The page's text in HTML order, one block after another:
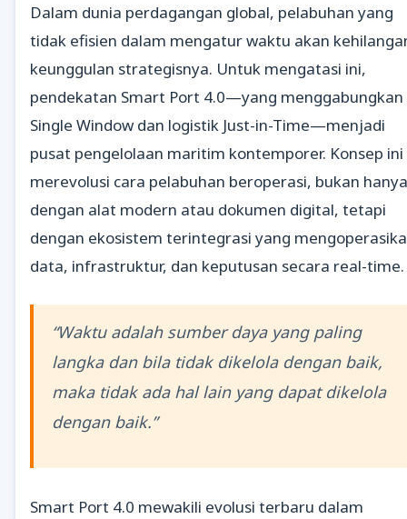
Dalam dunia perdagangan global, pelabuhan yang
tidak efisien dalam mengatur waktu akan
keunggulan strategisnya. Untuk mengatasi ini,
pendekatan Smart Port 4.0—yang menggabungkan
Single Window dan logistik Just-in-Time—menjadi
pusat pengelolaan maritim kontemporer. Konsep ini
merevolusi cara pelabuhan beroperasi, bukan hanya
dengan alat modern atau dokumen digital, tetapi
dengan ekosistem terintegrasi yang
data, infrastruktur, dan keputusan secara real-time.
“Waktu adalah sumber daya yang paling
langka dan bila tidak dikelola dengan baik,
maka tidak ada hal lain yang dapat dikelola
dengan baik.”
Smart Port 4.0 mewakili evolusi terbaru dalam